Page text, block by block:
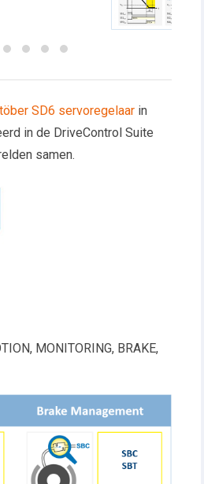
SD6 servoregelaar in
in de DriveControl Suite
samen.
MONITORING, BRAKE,